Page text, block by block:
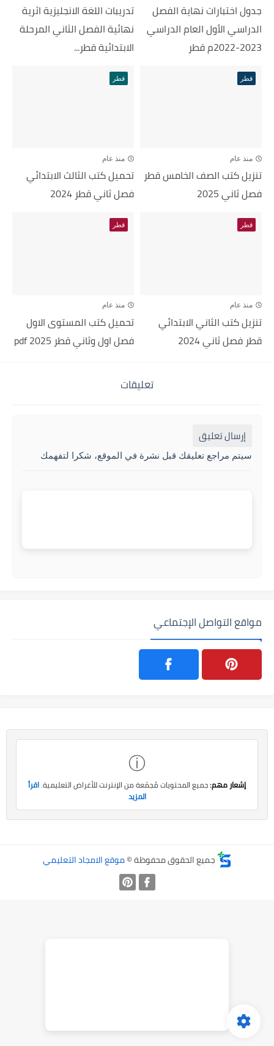
جدول اختبارات نهاية الفصل
الدراسي الأول العام الدراسي
2023-2022م قطر
تدريبات اللغة الانجليزية اثرية
نهائية الفصل الثاني المرحلة
الابتدائية قطر...
قطر
منذ عام
تنزيل كتب الصف الخامس قطر
فصل ثاني 2025
قطر
منذ عام
تحميل كتب الثالث الابتدائي
فصل ثاني قطر 2024
قطر
منذ عام
تنزيل كتب الثاني الابتدائي
قطر فصل ثاني 2024
قطر
منذ عام
تحميل كتب المستوى الاول
فصل اول وثاني قطر 2025 pdf
تعليقات
إرسال تعليق
سيتم مراجع تعليقك قبل نشرة في الموقع، شكرا لتفهمك
مواقع التواصل الإجتماعي
ⓘ
إشعار مهم:جميع المحتويات مُجمّعة من الإنترنت للأغراض التعليمية.اقرأ
المزيد
جميع الحقوق محفوظة ©موقع الامجاد التعليمي